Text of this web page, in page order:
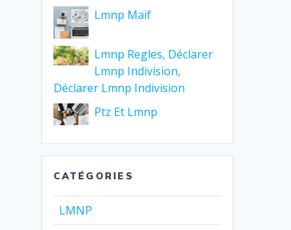
Lmnp Maif
Lmnp Regles, Déclarer
Lmnp Indivision,
Déclarer Lmnp Indivision
Ptz Et Lmnp
CATÉGORIES
LMNP